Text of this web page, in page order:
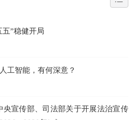
五”稳健开局
工智能，有何深意？
央宣传部、司法部关于开展法治宣传